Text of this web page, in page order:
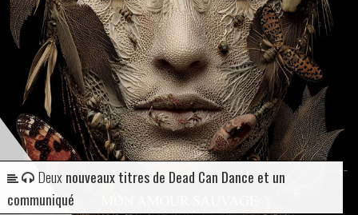
Deuxnouveaux titres de Dead Can Dance et un
communiqué